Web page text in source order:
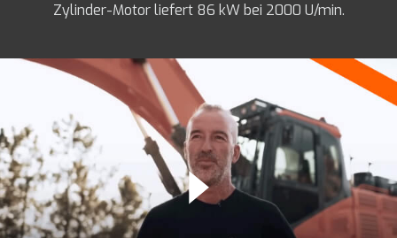
Zylinder-Motor liefert 86 kW bei 2000 U/min.